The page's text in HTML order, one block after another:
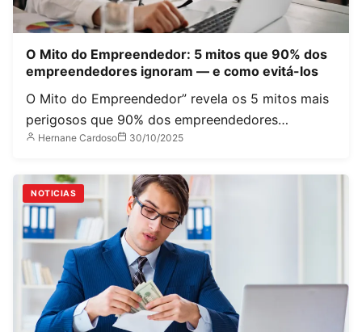
O Mito do Empreendedor: 5 mitos que 90% dos
empreendedores ignoram — e como evitá-los
O Mito do Empreendedor” revela os 5 mitos mais
perigosos que 90% dos empreendedores…
Hernane Cardoso 30/10/2025
NOTICIAS